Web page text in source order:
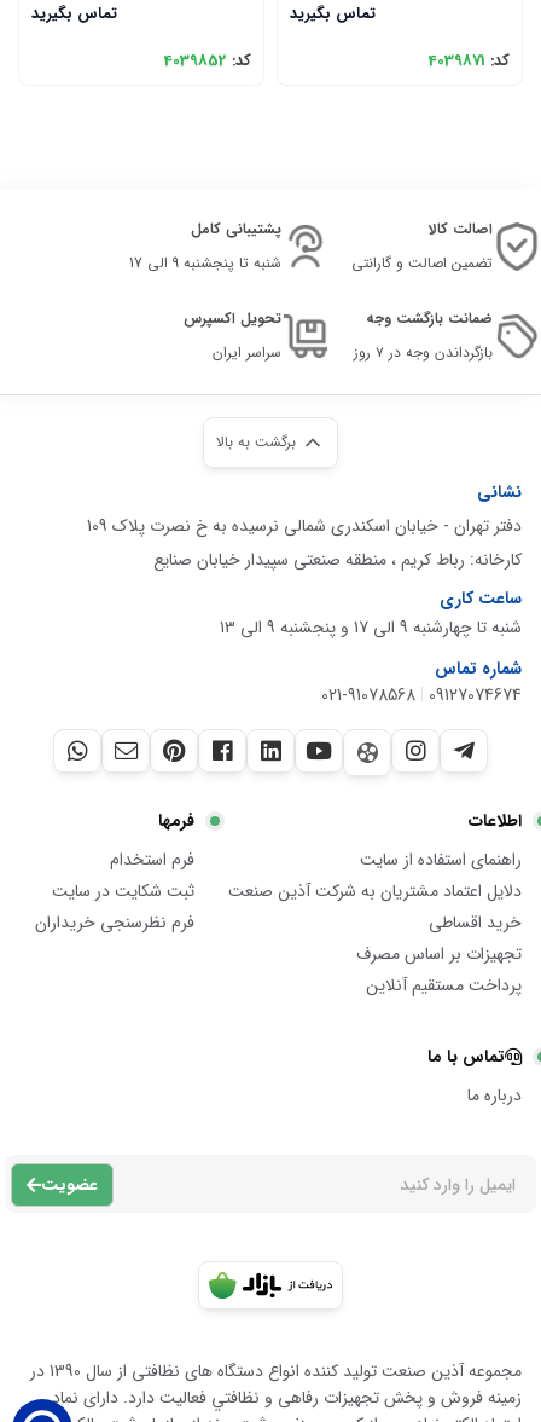
تماس بگیرید
کد: 4039871
تماس بگیرید
کد: 4039852
اصالت کالا
تضمین اصالت و گارانتی
پشتیبانی کامل
شنبه تا پنجشنبه 9 الی 17
ضمانت بازگشت وجه
بازگرداندن وجه در ۷ روز
تحویل اکسپرس
سراسر ایران
برگشت به بالا
نشانی
دفتر تهران - خیابان اسکندری شمالی نرسیده به خ نصرت پلاک 109
کارخانه: رباط کریم ، منطقه صنعتی سپیدار خیابان صنایع
ساعت کاری
شنبه تا چهارشنبه 9 الی 17 و پنجشنبه 9 الی 13
شماره تماس
09127074674
|
021-91078568
اطلاعات
راهنمای استفاده از سایت
دلایل اعتماد مشتریان به شرکت آذین صنعت
خرید اقساطی
تجهیزات بر اساس مصرف
پرداخت مستقیم آنلاین
فرمها
فرم استخدام
ثبت شکایت در سایت
فرم نظرسنجی خریداران
تماس با ما
درباره ما
عضویت
مجموعه آذين صنعت توليد كننده انواع دستگاه هاى نظافتى از سال 1390 در
زمينه فروش و پخش تجهيزات رفاهى و نظافتي فعاليت دارد. داراى نماد